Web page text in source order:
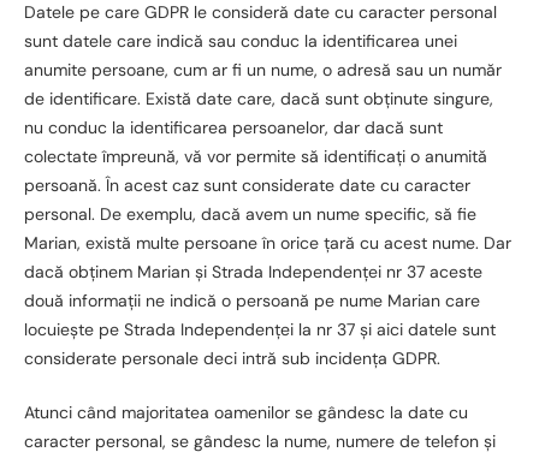
Datele pe care GDPR le consideră date cu caracter personal
sunt datele care indică sau conduc la identificarea unei
anumite persoane, cum ar fi un nume, o adresă sau un număr
de identificare. Există date care, dacă sunt obținute singure,
nu conduc la identificarea persoanelor, dar dacă sunt
colectate împreună, vă vor permite să identificați o anumită
persoană. În acest caz sunt considerate date cu caracter
personal. De exemplu, dacă avem un nume specific, să fie
Marian, există multe persoane în orice țară cu acest nume. Dar
dacă obținem Marian și Strada Independenței nr 37 aceste
două informații ne indică o persoană pe nume Marian care
locuiește pe Strada Independenței la nr 37 și aici datele sunt
considerate personale deci intră sub incidența GDPR.
Atunci când majoritatea oamenilor se gândesc la date cu
caracter personal, se gândesc la nume, numere de telefon și